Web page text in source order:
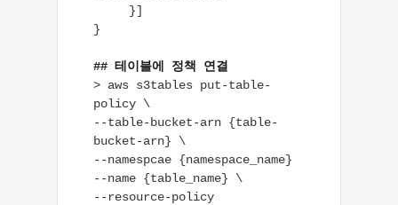
}
## 테이블에 정책 연결
> aws s3tables put-table-
policy \
--table-bucket-arn {table-
bucket-arn} \
--namespcae {namespace_name}
--name {table_name} \
--resource-policy